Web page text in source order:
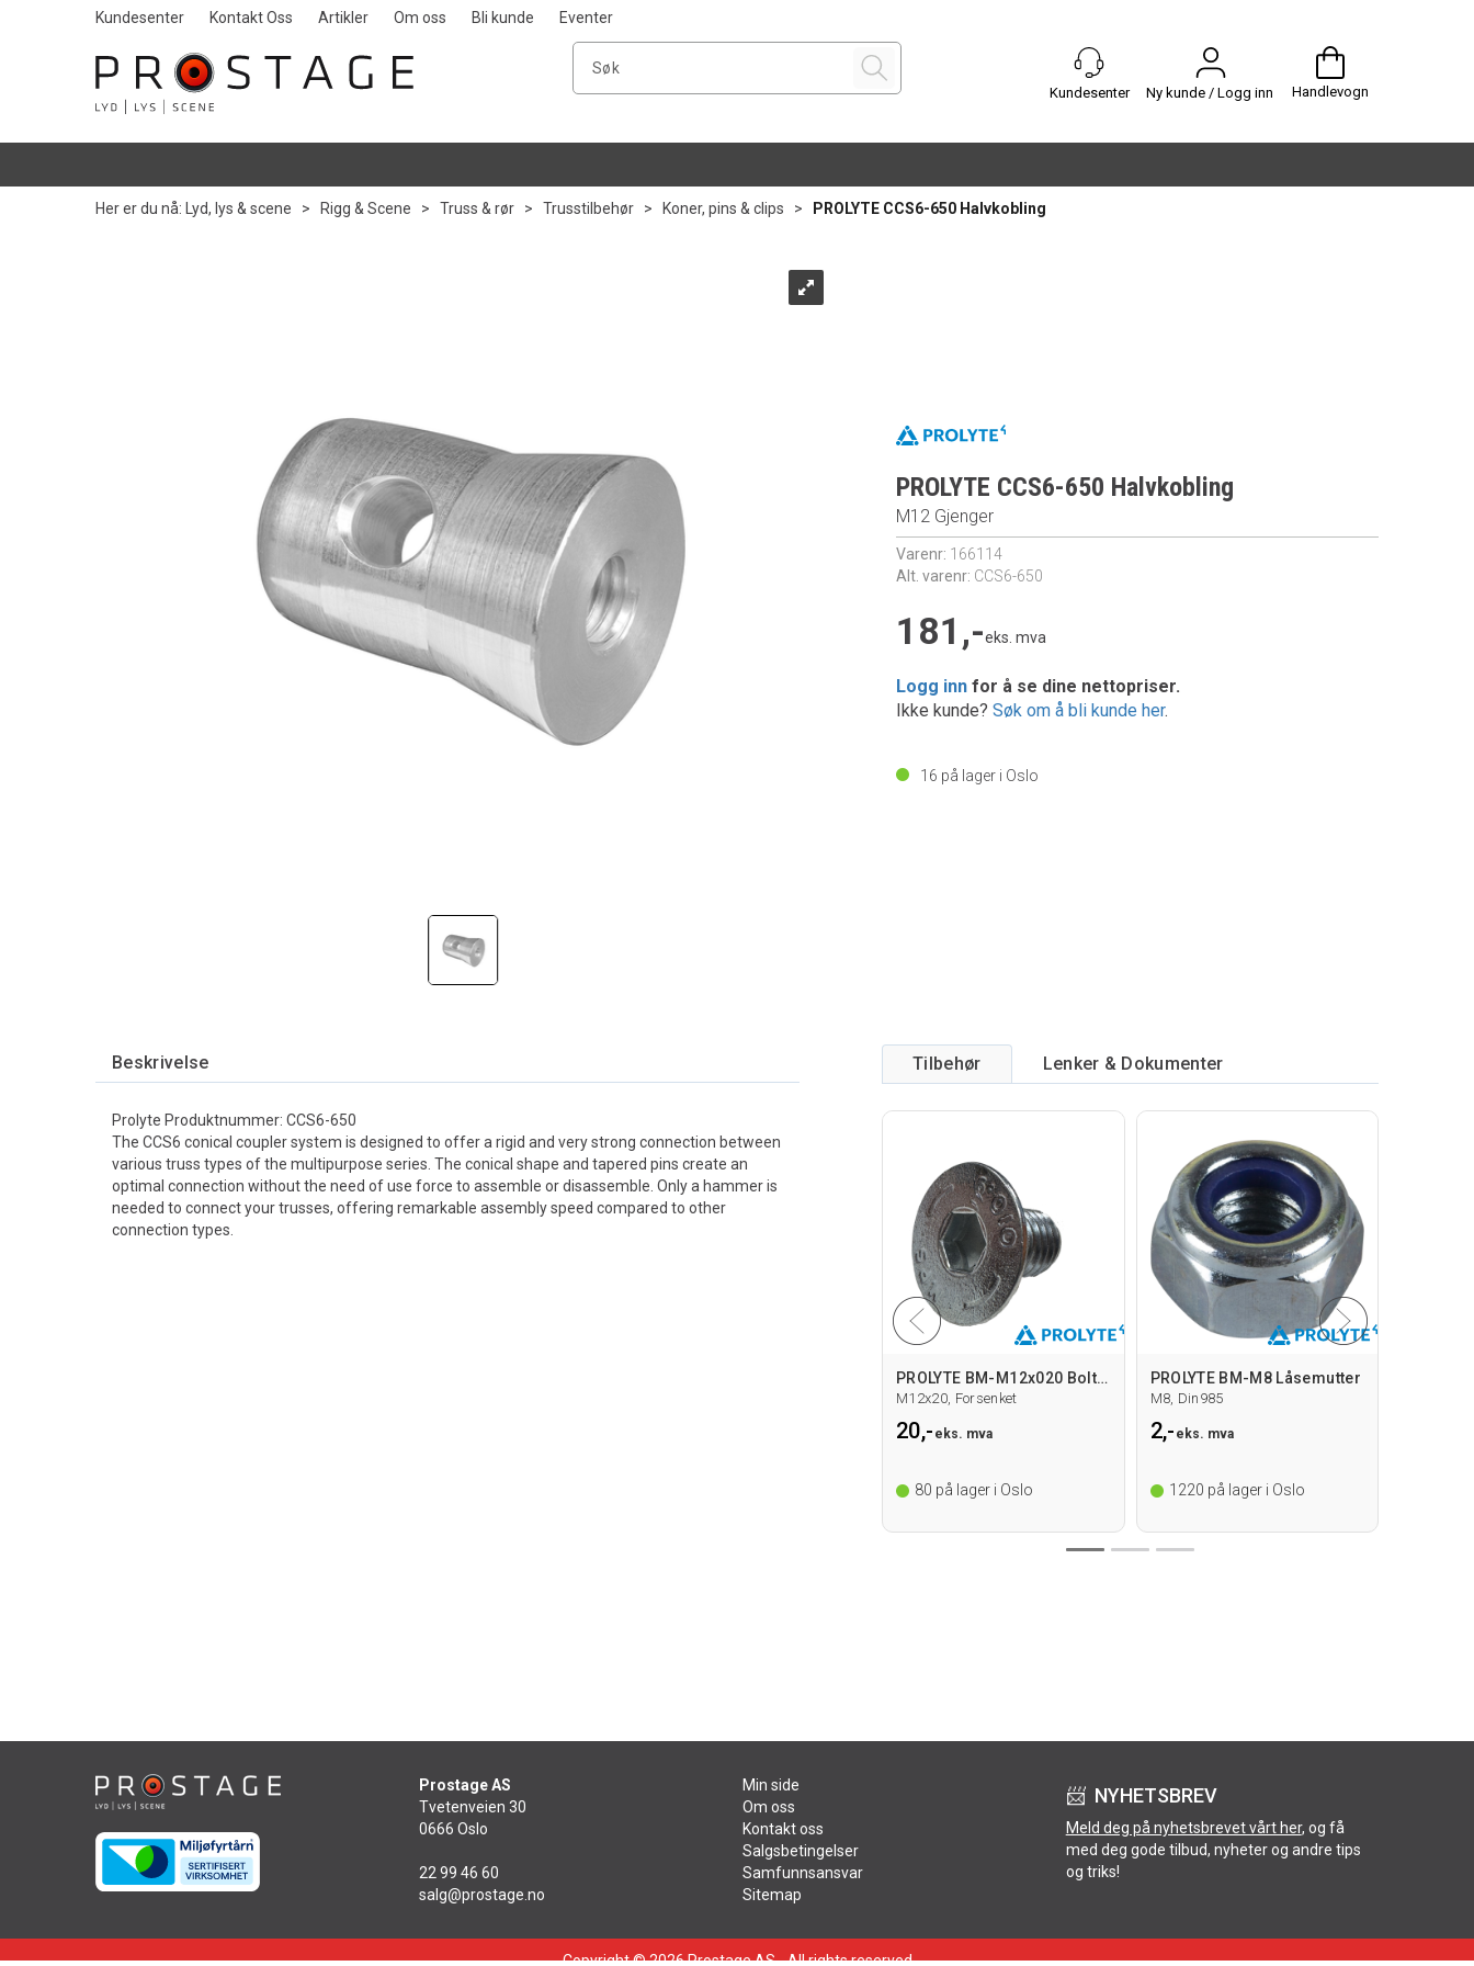
Kundesenter Kontakt Oss Artikler Om oss Bli kunde Eventer
Ny kunde / Logg inn Handlevogn
Her er du nå: Lyd, lys & scene > Rigg & Scene > Truss & rør > Trusstilbehør > Koner, pins & clips > PROLYTE CCS6-650 Halvkobling
PROLYTE CCS6-650 Halvkobling
M12 Gjenger
Varenr: 166114
Alt. varenr: CCS6-650
181,-eks. mva
Logg inn for å se dine nettopriser.
Ikke kunde?Søk om å bli kunde her.
16 på lager i Oslo
Beskrivelse
Prolyte Produktnummer: CCS6-650
The CCS6 conical coupler system is designed to offer a rigid and very strong connection between
various truss types of the multipurpose series. The conical shape and tapered pins create an
optimal connection without the need of use force to assemble or disassemble. Only a hammer is
needed to connect your trusses, offering remarkable assembly speed compared to other
connection types.
Tilbehør Lenker & Dokumenter
PROLYTE BM-M12x020 Bolt Umbrako
M12x20, Forsenket
20,- eks. mva
80 på lager i Oslo
PROLYTE BM-M8 Låsemutter
M8, Din985
2,- eks. mva
1220 på lager i Oslo
Prostage AS
Tvetenveien 30
0666 Oslo
22 99 46 60
salg@prostage.no
Min side
Om oss
Kontakt oss
Salgsbetingelser
Samfunnsansvar
Sitemap
📨 NYHETSBREV
Meld deg på nyhetsbrevet vårt her, og få
med deg gode tilbud, nyheter og andre tips
og triks!
Copyright © 2026 Prostage AS - All rights reserved